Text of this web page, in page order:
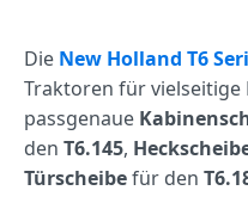
Die New Holland T6
Traktoren für vielseitige
passgenaue
den T6.145,
Türscheibefür den